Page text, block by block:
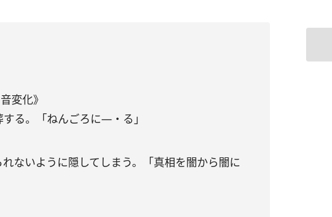
変化》
る。「ねんごろに―・る」
ないように隠してしまう。「真相を闇から闇に